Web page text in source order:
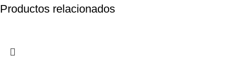
Productos relacionados